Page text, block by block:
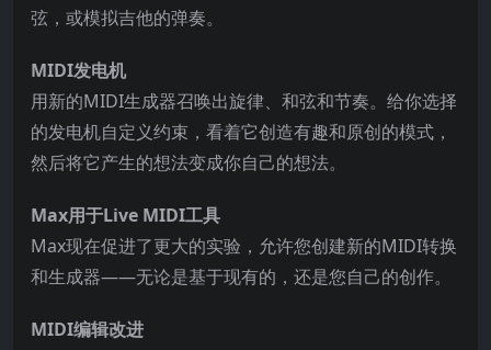
弦，或模拟吉他的弹奏。
MIDI发电机
用新的MIDI生成器召唤出旋律、和弦和节奏。给你选择
的发电机自定义约束，看着它创造有趣和原创的模式，
然后将它产生的想法变成你自己的想法。
Max用于Live MIDI工具
Max现在促进了更大的实验，允许您创建新的MIDI转换
和生成器——无论是基于现有的，还是您自己的创作。
MIDI编辑改进